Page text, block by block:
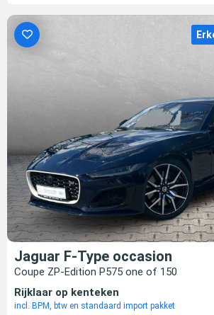
Jaguar F-Type occasion
Coupe ZP-Edition P575 one of 150
Rijklaar op kenteken
incl. BPM, btw en standaard import pakket